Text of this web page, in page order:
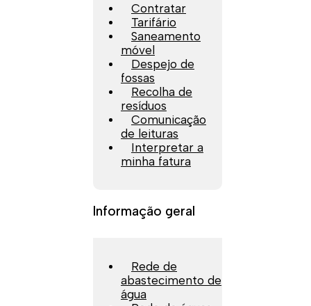
Contratar
Tarifário
Saneamento
móvel
Despejo de
fossas
Recolha de
resíduos
Comunicação
de leituras
Interpretar a
minha fatura
Informação geral
Rede de
abastecimento de
água